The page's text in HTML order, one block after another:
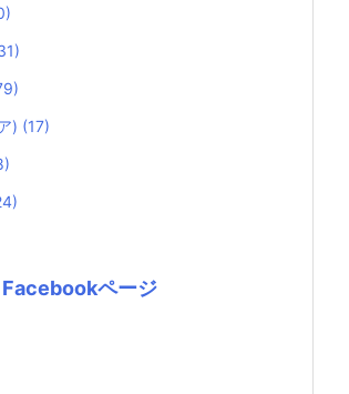
) (17)
Facebookページ